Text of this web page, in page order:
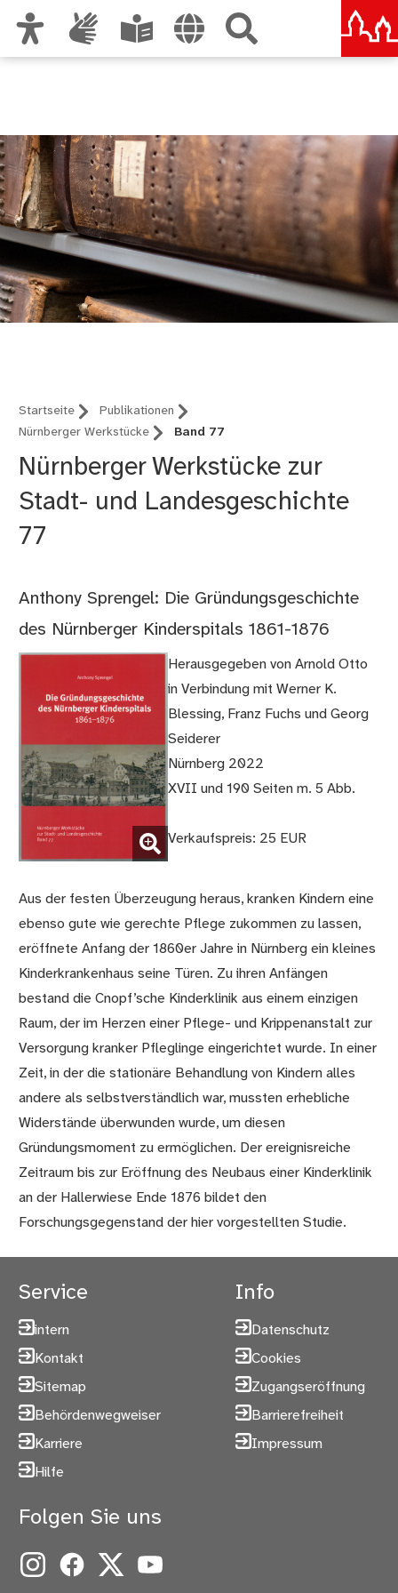
Startseite
Publikationen
Nürnberger Werkstücke
Band 77
Nürnberger Werkstücke zur
Stadt- und Landesgeschichte
77
Anthony Sprengel: Die Gründungsgeschichte
des Nürnberger Kinderspitals 1861-1876
Herausgegeben von Arnold Otto
in Verbindung mit Werner K.
Blessing, Franz Fuchs und Georg
Seiderer
Nürnberg 2022
XVII und 190 Seiten m. 5 Abb.
Verkaufspreis: 25 EUR
Aus der festen Überzeugung heraus, kranken Kindern eine
ebenso gute wie gerechte Pflege zukommen zu lassen,
eröffnete Anfang der 1860er Jahre in Nürnberg ein kleines
Kinderkrankenhaus seine Türen. Zu ihren Anfängen
bestand die Cnopf’sche Kinderklinik aus einem einzigen
Raum, der im Herzen einer Pflege- und Krippenanstalt zur
Versorgung kranker Pfleglinge eingerichtet wurde. In einer
Zeit, in der die stationäre Behandlung von Kindern alles
andere als selbstverständlich war, mussten erhebliche
Widerstände überwunden wurde, um diesen
Gründungsmoment zu ermöglichen. Der ereignisreiche
Zeitraum bis zur Eröffnung des Neubaus einer Kinderklinik
an der Hallerwiese Ende 1876 bildet den
Forschungsgegenstand der hier vorgestellten Studie.
Service
intern
Kontakt
Sitemap
Behördenwegweiser
Karriere
Hilfe
Info
Datenschutz
Cookies
Zugangseröffnung
Barrierefreiheit
Impressum
Folgen Sie uns
InstagramFacebook
X YouTube